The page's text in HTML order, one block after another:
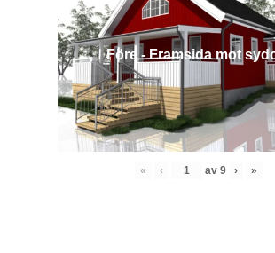
Före - Framsida mot
« ‹ av 9 › »